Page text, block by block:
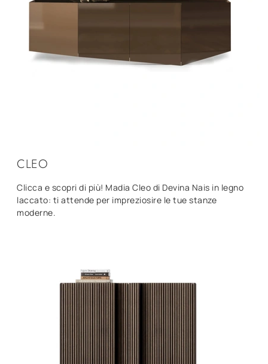
CLEO
Clicca e scopri di più! Madia Cleo di Devina Nais in legno
laccato: ti attende per impreziosire le tue stanze
moderne.